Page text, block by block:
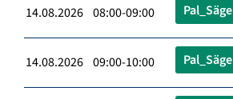
14.08.2026 08:00-09:00 Pal_Säge
14.08.2026 09:00-10:00 Pal_Säge